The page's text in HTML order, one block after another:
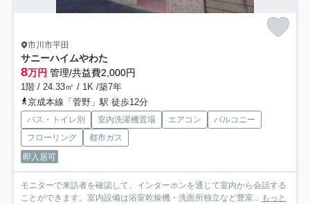
市川市平田
サニーハイムやわた
8万円 管理/共益費2,000円
1階 / 24.33㎡ / 1K /築7年
京成本線「菅野」駅 徒歩12分
バス・トイレ別 室内洗濯機置場 エアコン
バルコニー
フローリング
都市ガス
即入居可
モニターで来訪者を確認して、インターホンを通じて室内から会話する
ことができます。室内設備は浴室乾燥機・洗面所独立など豊富...
もっと